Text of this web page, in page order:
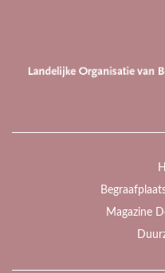
Magazine